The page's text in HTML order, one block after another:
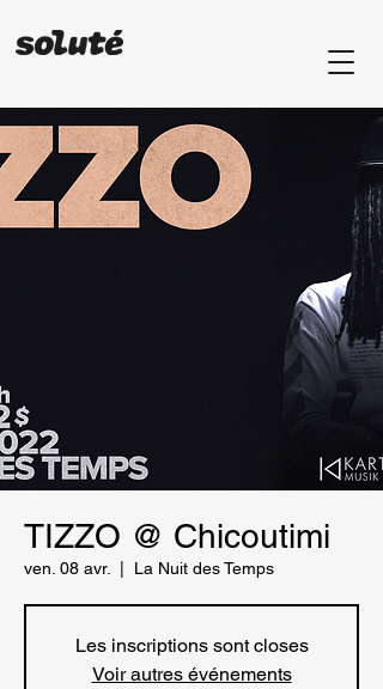
TIZZO @ Chicoutimi
ven. 08 avr. La Nuit des Temps
Les inscriptions sont closes
Voir autres événements